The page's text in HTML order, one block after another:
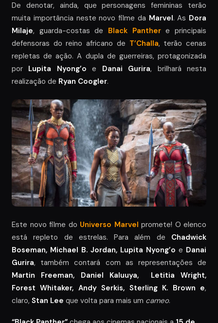
De denotar, ainda, que personagens femininas terão
muita importância neste novo filme da Marvel. As Dora
Milaje, guarda-costas de Black Panthere principais
defensoras do reino africano de T’Challa, terão cenas
repletas de ação. A dupla de guerreiras, protagonizada
por Lupita Nyong’o e Danai Gurira, brilhará nesta
realização de Ryan Coogler.
Este novo filme do Universo Marvel promete! O elenco
está repleto de estrelas. Para além de Chadwick
Boseman, Michael B. Jordan, Lupita Nyong’o e Danai
Gurira, também contará com as representações de
Martin Freeman, Daniel Kaluuya, Letitia Wright,
Forest Whitaker, Andy Serkis, Sterling K. Brown e,
claro, Stan Lee que volta para mais um cameo.